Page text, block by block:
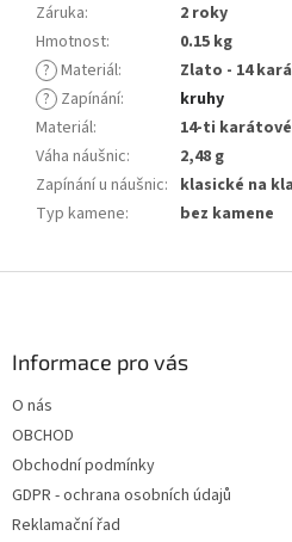
Záruka:
2 roky
Hmotnost:
0.15 kg
? Materiál:
Zlato - 14
? Zapínání:
kruhy
Materiál:
14-ti karátové
Váha náušnic:
2,48 g
Zapínání u náušnic: klasické na
Typ kamene: bez kamene
Informace pro vás
O nás
OBCHOD
Obchodní podmínky
GDPR - ochrana osobních údajů
Reklamační řad